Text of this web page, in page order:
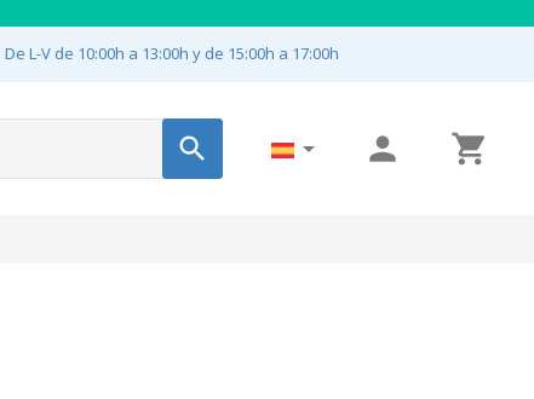
De L-V de 10:00h a 13:00h y de 15:00h a 17:00h
   